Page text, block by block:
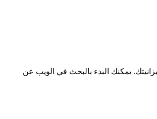
يمكنك البدء بالبحث في الويب عن